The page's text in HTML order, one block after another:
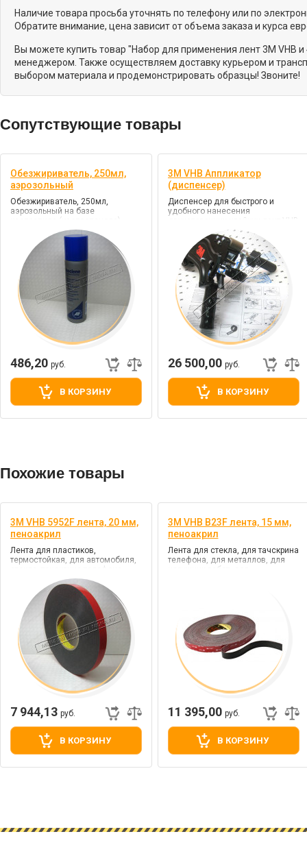
Наличие товара просьба уточнять по телефону или по
Обратите внимание, цена зависит от объема заказа и курса
Вы можете купить товар "Набор для применения лент 3М VHB
менеджером. Также осуществляем доставку курьером и
выбором материала и продемонстрировать образцы! Звоните!
Сопутствующие товары
Обезжириватель, 250мл,
аэрозольный
Обезжириватель, 250мл,
аэрозольный на базе
486,20 руб.
В КОРЗИНУ
3M VHB Аппликатор
(диспенсер)
Диспенсер для быстрого и
удобного нанесения
двухсторонних клейких лент VHB
26 500,00 руб.
В КОРЗИНУ
Похожие товары
3M VHB 5952F лента, 20 мм,
пеноакрил
Лента для пластиков,
термостойкая, для автомобиля,
стекла, тачскрина телефона,
металлов, наружних работ,
внутренних работ, цв. черный,
клей VHB (сильной фиксации)
7 944,13 руб.
В КОРЗИНУ
3M VHB B23F лента, 15 мм,
пеноакрил
Лента для стекла, для тачскрина
телефона, для металлов, для
наружних работ, для
11 395,00 руб.
В КОРЗИНУ